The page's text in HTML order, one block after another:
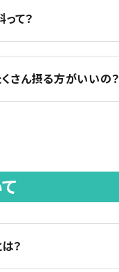
て？
さん摂る方がいいの？
？